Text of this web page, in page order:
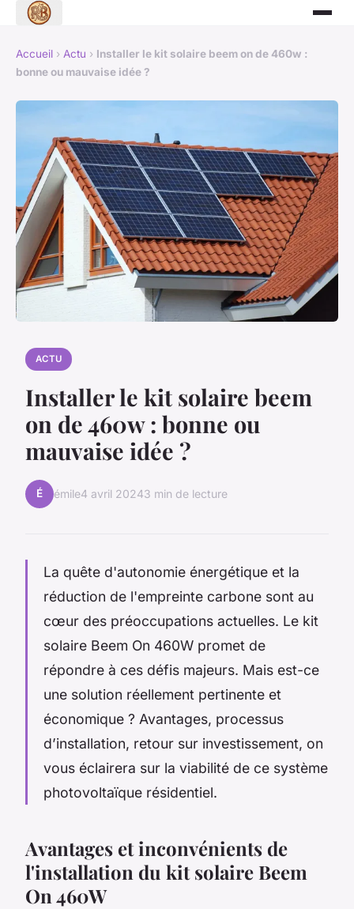
Accueil › Actu › Installer le kit solaire beem on de 460w :
bonne ou mauvaise idée ?
ACTU
Installer le kit solaire beem
on de 460w : bonne ou
mauvaise idée ?
É émile4 avril 20243 min de lecture
La quête d'autonomie énergétique et la
réduction de l'empreinte carbone sont au
cœur des préoccupations actuelles. Le kit
solaire Beem On 460W promet de
répondre à ces défis majeurs. Mais est-ce
une solution réellement pertinente et
économique ? Avantages, processus
d’installation, retour sur investissement, on
vous éclairera sur la viabilité de ce système
photovoltaïque résidentiel.
Avantages et inconvénients de
l'installation du kit solaire Beem
On 460W